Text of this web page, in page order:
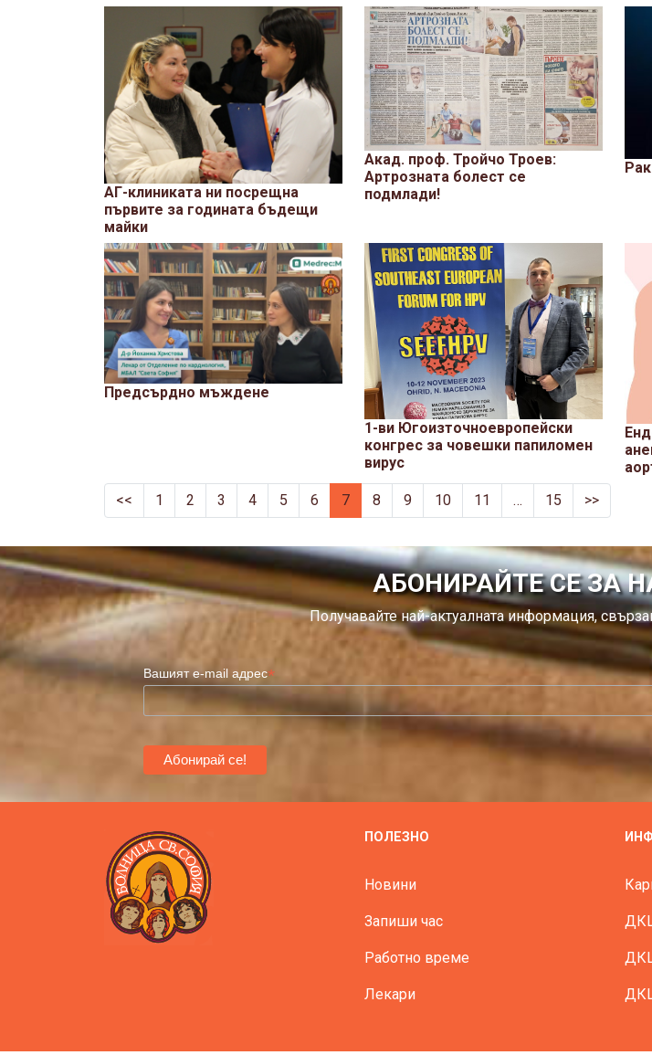
АГ-клиниката ни посрещна
първите за годината бъдещи
майки
Акад. проф. Тройчо Троев:
Артрозната болест се
подмлади!
Предсърдно мъждене
1-ви Югоизточноевропейски
конгрес за човешки папиломен
вирус
<< 1 2 3 4 5 6 7 8 9 10 11 … 15 >>
АБОНИРАЙТЕ СЕ ЗА
Получавайте най-актуалната информация,
Вашият e-mail адрес*
ПОЛЕЗНО
Новини
Запиши час
Работно време
Лекари